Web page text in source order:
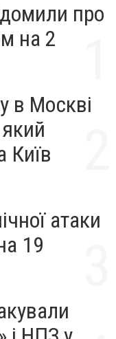
про
на 2
в Москві
Київ
атаки
19